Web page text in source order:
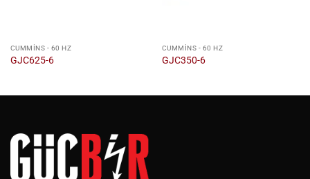
CUMMINS - 60 HZ
GJC625-6
CUMMINS - 60 HZ
GJC350-6